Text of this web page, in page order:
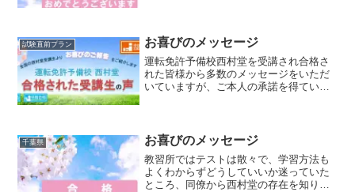
ない修了検...
試験直前プラン お喜びのメッセージ
運転免許予備校西村堂を受講され合格さ
れた皆様から多数のメッセージをいただ
いていますが、ご本人の承諾を得ている
わからないところなど...
千葉県 お喜びのメッセージ
教習所ではテストは散々で、学習方法も
よくわからずどうしていいか迷っていた
ところ、同僚から西村堂の存在を知り即